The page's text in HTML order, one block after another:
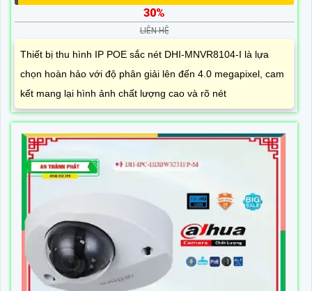
30%
LIÊN HỆ
Thiết bị thu hình IP POE sắc nét DHI-MNVR8104-I là lựa
chọn hoàn hảo với độ phân giải lên đến 4.0 megapixel, cam
kết mang lại hình ảnh chất lượng cao và rõ nét